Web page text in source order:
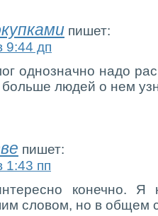
пишет:
9:44 дп
однозначно надо
больше людей о нем
пишет:
1:43 пп
конечно. Я
словом, но в общем